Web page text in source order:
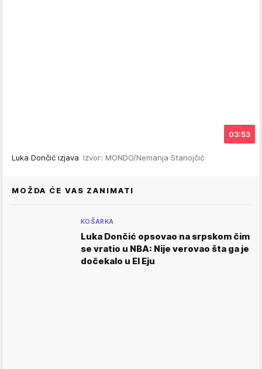
03:53
Luka Dončić izjava Izvor: MONDO/Nemanja Stanojčić
MOŽDA ĆE VAS ZANIMATI
KOŠARKA
Luka Dončić opsovao na srpskom čim
se vratio u NBA: Nije verovao šta ga je
dočekalo u El Eju